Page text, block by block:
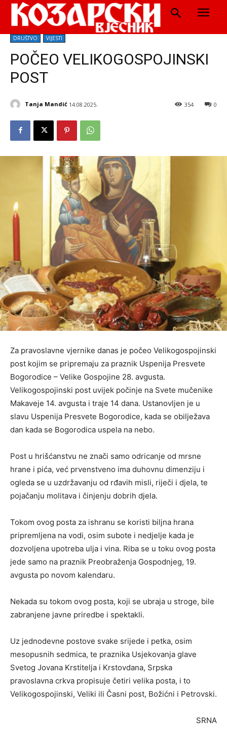
DRUŠTVO VIJESTI
POČEO VELIKOGOSPOJINSKI
POST
Tanja Mandić 14.08.2025. 0
354
Za pravoslavne vjernike danas je počeo Velikogospojinski
post kojim se pripremaju za praznik Uspenija Presvete
Bogorodice – Velike Gospojine 28. avgusta.
Velikogospojinski post uvijek počinje na Svete mučenike
Makaveje 14. avgusta i traje 14 dana. Ustanovljen je u
slavu Uspenija Presvete Bogorodice, kada se obilježava
dan kada se Bogorodica uspela na nebo.
Post u hrišćanstvu ne znači samo odricanje od mrsne
hrane i pića, već prvenstveno ima duhovnu dimenziju i
ogleda se u uzdržavanju od rđavih misli, riječi i djela, te
pojačanju molitava i činjenju dobrih djela.
Tokom ovog posta za ishranu se koristi biljna hrana
pripremljena na vodi, osim subote i nedjelje kada je
dozvoljena upotreba ulja i vina. Riba se u toku ovog posta
jede samo na praznik Preobraženja Gospodnjeg, 19.
avgusta po novom kalendaru.
Nekada su tokom ovog posta, koji se ubraja u stroge, bile
zabranjene javne priredbe i spektakli.
Uz jednodevne postove svake srijede i petka, osim
mesopusnih sedmica, te praznika Usjekovanja glave
Svetog Jovana Krstitelja i Krstovdana, Srpska
pravoslavna crkva propisuje četiri velika posta, i to
Velikogospojinski, Veliki ili Časni post, Božićni i Petrovski.
SRNA